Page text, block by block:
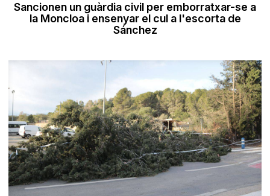
Sancionen un guàrdia civil per emborratxar-se a
la Moncloa i ensenyar el cul a l'escorta de
Sánchez